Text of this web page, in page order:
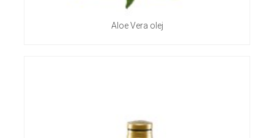
Aloe Vera olej